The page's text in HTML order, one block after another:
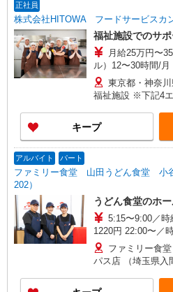
正社員
株式会社HITOWA フードサービスカ
福祉施設でのサ
月給25万円〜
ル）12〜30時間/
3,000円 超過分別途支給 ※給与は経験
に応じて決定しま
東京都・神奈
福祉施設 ※下記4エリアのうち、いずれかのエリ
範囲は、お住まい
ますのでご相談ください。 ［1
… 八王子市、立川
［2］神奈川エリ
［3］千葉エリア
エリア … さいた
市、狭山市、和光
キープ
アルバイト パート
ファミリー食堂 山田うどん食堂 小
202）
うどん食堂のホ
5:15〜9:00／時
1220円 22:00〜／時給1525円 高校生／時給1160円
日・祝日は時給50
ファミリー食
パス店 （埼玉県入